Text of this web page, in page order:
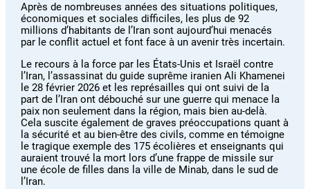
Après de nombreuses années des situations politiques,
économiques et sociales difficiles, les plus de 92
millions d’habitants de l’Iran sont aujourd’hui menacés
par le conflit actuel et font face à un avenir très incertain.
Le recours à la force par les États-Unis et Israël contre
l’Iran, l’assassinat du guide suprême iranien Ali Khamenei
le 28 février 2026 et les représailles qui ont suivi de la
part de l’Iran ont débouché sur une guerre qui menace la
paix non seulement dans la région, mais bien au-delà.
Cela suscite également de graves préoccupations quant à
la sécurité et au bien-être des civils, comme en témoigne
le tragique exemple des 175 écolières et enseignants qui
auraient trouvé la mort lors d’une frappe de missile sur
une école de filles dans la ville de Minab, dans le sud de
l’Iran.